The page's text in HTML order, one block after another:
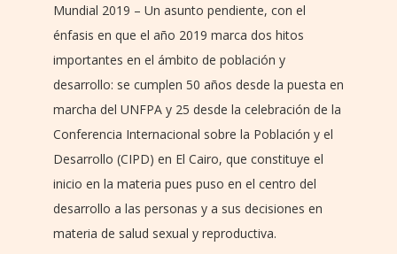
Mundial 2019 – Un asunto pendiente, con el
énfasis en que el año 2019 marca dos hitos
importantes en el ámbito de población y
desarrollo: se cumplen 50 años desde la puesta en
marcha del UNFPA y 25 desde la celebración de la
Conferencia Internacional sobre la Población y el
Desarrollo (CIPD) en El Cairo, que constituye el
inicio en la materia pues puso en el centro del
desarrollo a las personas y a sus decisiones en
materia de salud sexual y reproductiva.